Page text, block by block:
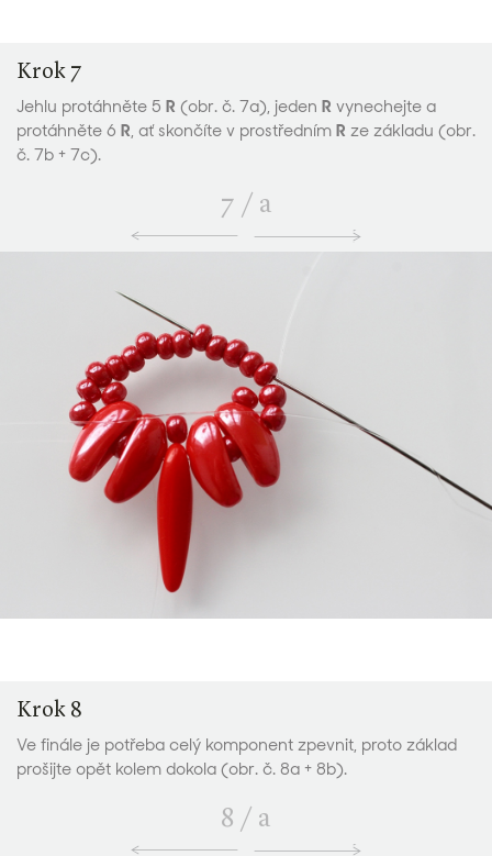
Krok 7
Jehlu protáhněte 5 R (obr. č. 7a), jeden R vynechejte a
protáhněte 6 R, ať skončíte v prostředním R ze základu (obr.
č. 7b + 7c).
7 / a
Krok 8
Ve finále je potřeba celý komponent zpevnit, proto základ
prošijte opět kolem dokola (obr. č. 8a + 8b).
8 / a